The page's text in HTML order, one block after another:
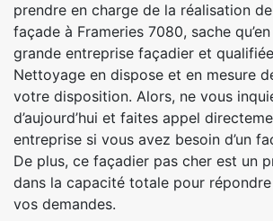
prendre en charge de la réalisation
façade à Frameries 7080, sache qu’en
grande entreprise façadier et
Nettoyage en dispose et en mesure
votre disposition. Alors, ne vous
d’aujourd’hui et faites appel
entreprise si vous avez besoin d’un
De plus, ce façadier pas cher est un
dans la capacité totale pour
vos demandes.